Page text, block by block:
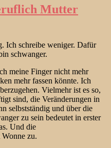
Mutter
Ich schreibe weniger. Dafür
schwanger.
meine Finger nicht mehr
mehr fassen könnte. Ich
Vielmehr ist es so,
sind, die Veränderungen in
selbstständig und über die
zu sein bedeutet in erster
Und die
zu.